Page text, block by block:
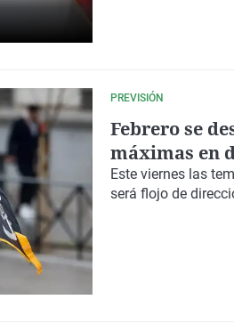
PREVISIÓN
Febrero se
máximas en
Este viernes las
será flojo de